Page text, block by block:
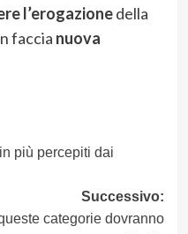
l’erogazionedella
faccia nuova
più percepiti dai
Successivo:
categorie dovranno